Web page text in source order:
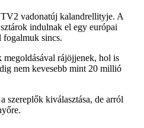
vadonatúj kalandrellityje. A
indulnak el egy európai
fogalmuk sincs.
rájöjjenek, hol is
nem kevesebb mint 20 millió
szereplők kiválasztása, de arról